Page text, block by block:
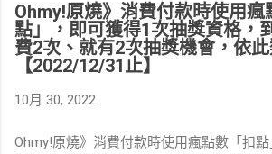
Ohmy!原燒》消費付款時使用瘋
點」，即可獲得1次抽獎資格，
費2次、就有2次抽獎機會，依此
【2022/12/31止】
10月 30, 2022
Ohmy!原燒》消費付款時使用瘋點數「扣